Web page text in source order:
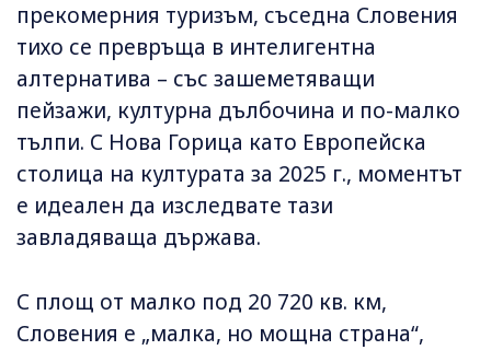
прекомерния туризъм, съседна Словения
тихо се превръща в интелигентна
алтернатива – със зашеметяващи
пейзажи, културна дълбочина и по-малко
тълпи. С Нова Горица като Европейска
столица на културата за 2025 г., моментът
е идеален да изследвате тази
завладяваща държава.
С площ от малко под 20 720 кв. км,
Словения е „малка, но мощна страна“,